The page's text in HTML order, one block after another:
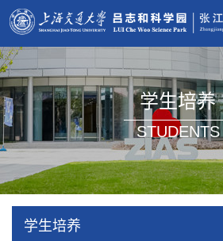
学生培养
STUDENTS
学生培养